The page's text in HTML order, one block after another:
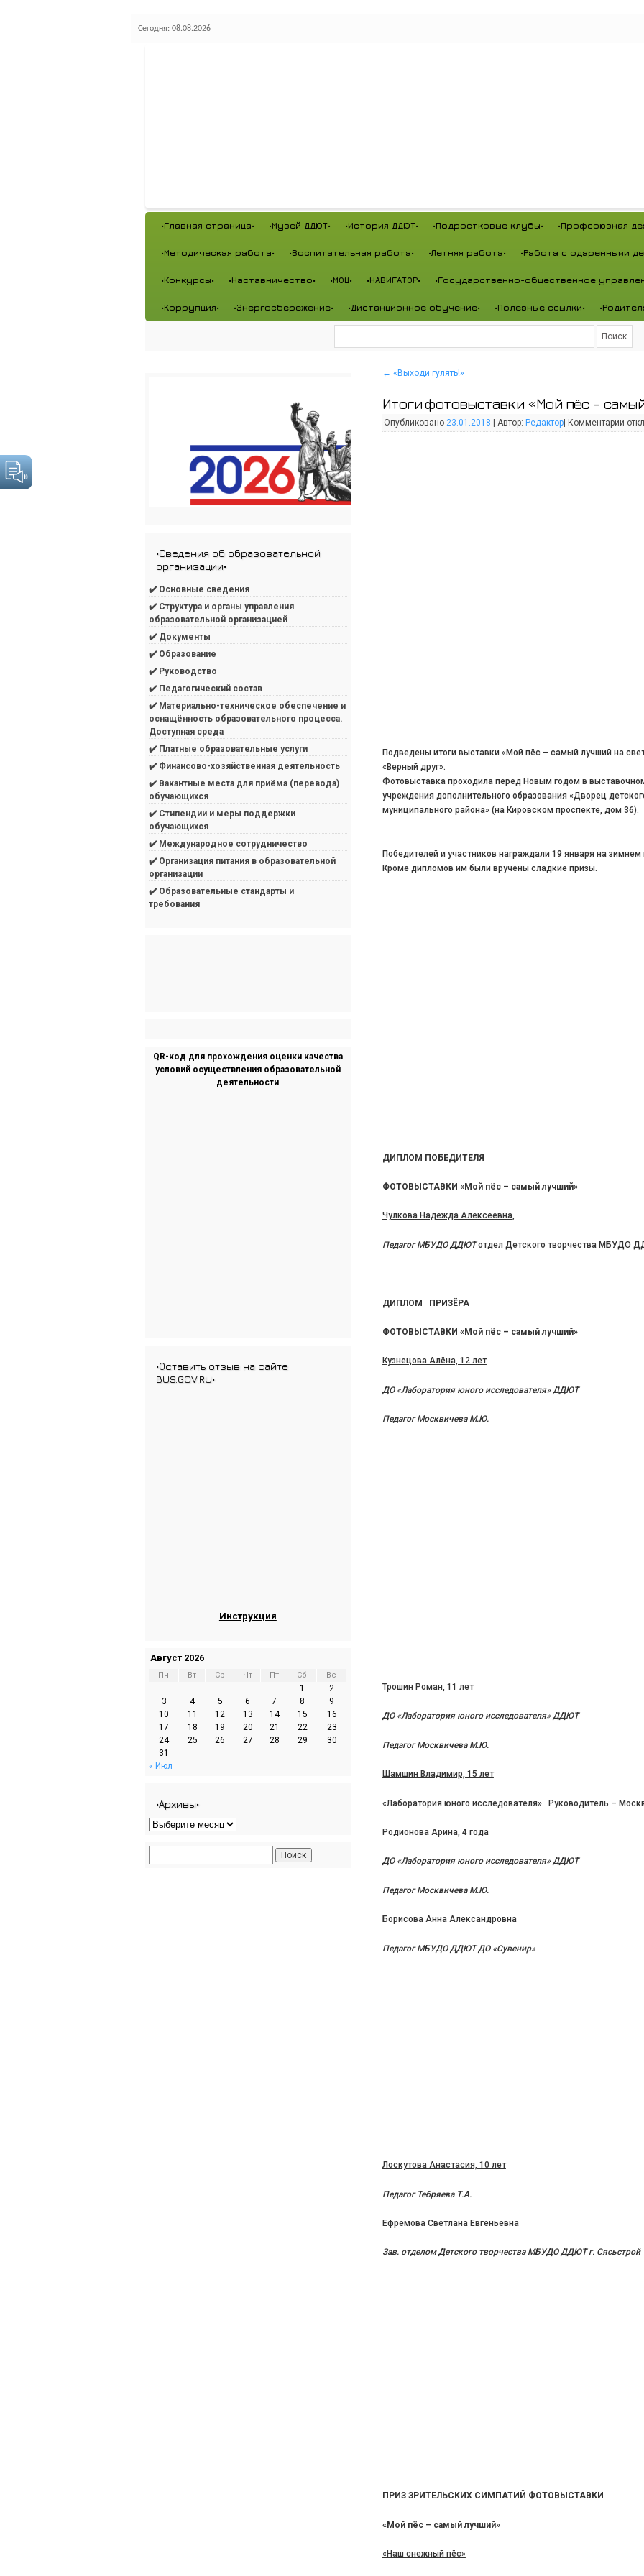
Сегодня: 08.08.2026
•Главная страница• •Музей ДДЮТ• •История ДДЮТ• •Подростковые клубы• •Профсоюзная
•Методическая работа• •Воспитательная работа• •Летняя работа• •Работа с одаренными
•Конкурсы• •Наставничество• •МОЦ• •НАВИГАТОР• •Государственно-общественное
•Коррупция• •Энергосбережение• •Дистанционное обучение• •Полезные ссылки•
← «Выходи гулять!»
Итоги фотовыставки «Мой пёс –
Опубликовано 23.01.2018 Автор: Редактор| Комментарии
Подведены итоги выставки «Мой пёс – самый лучший на
«Верный друг».
Фотовыставка проходила перед Новым годом в
учреждения дополнительного образования «Дворец
муниципального района» (на Кировском проспекте, дом 36).
Победителей и участников награждали 19 января на
Кроме дипломов им были вручены сладкие призы.
ДИПЛОМ ПОБЕДИТЕЛЯ
ФОТОВЫСТАВКИ «Мой пёс – самый лучший»
Чулкова Надежда Алексеевна,
Педагог МБУДО ДДЮТотдел Детского творчества МБУДО
ДИПЛОМ ПРИЗЁРА
ФОТОВЫСТАВКИ «Мой пёс – самый лучший»
Кузнецова Алёна, 12 лет
ДО «Лаборатория юного исследователя» ДДЮТ
Педагог Москвичева М.Ю.
Трошин Роман, 11 лет
ДО «Лаборатория юного исследователя» ДДЮТ
Педагог Москвичева М.Ю.
Шамшин Владимир, 15 лет
«Лаборатория юного исследователя». Руководитель –
Родионова Арина, 4 года
ДО «Лаборатория юного исследователя» ДДЮТ
Педагог Москвичева М.Ю.
Борисова Анна Александровна
Педагог МБУДО ДДЮТ ДО «Сувенир»
Лоскутова Анастасия, 10 лет
Педагог Тебряева Т.А.
Ефремова Светлана Евгеньевна
Зав. отделом Детского творчества МБУДО ДДЮТ г. Сясьстрой
ПРИЗ ЗРИТЕЛЬСКИХ СИМПАТИЙ ФОТОВЫСТАВКИ
«Мой пёс – самый лучший»
«Наш снежный пёс»
•Сведения об образовательной
организации•
✔️ Основные сведения
✔️ Структура и органы управления
образовательной организацией
✔️ Документы
✔️ Образование
✔️ Руководство
✔️ Педагогический состав
✔️ Материально-техническое обеспечение и
оснащённость образовательного процесса.
Доступная среда
✔️ Платные образовательные услуги
✔️ Финансово-хозяйственная деятельность
✔️ Вакантные места для приёма (перевода)
обучающихся
✔️ Стипендии и меры поддержки
обучающихся
✔️ Международное сотрудничество
✔️ Организация питания в образовательной
организации
✔️ Образовательные стандарты и
требования
QR-код для прохождения оценки качества
условий осуществления образовательной
деятельности
•Оставить отзыв на сайте
BUS.GOV.RU•
Инструкция
Август 2026
Пн Вт Ср Чт Пт Сб Вс
1
2
3
4 5 6 7 8
9
10
11 12 13 14 15
16
17
18 19 20 21 22
23
24
25 26 27 28 29
30
31
« Июл
•Архивы•